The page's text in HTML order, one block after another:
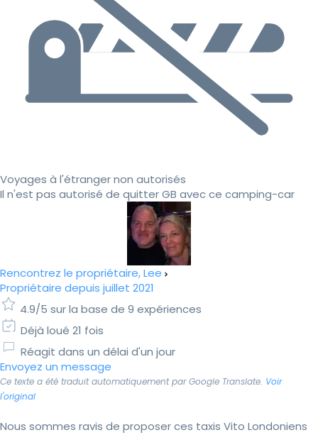
Voyages à l'étranger non autorisés
Il n'est pas autorisé de quitter GB avec ce camping-car
Rencontrez le propriétaire, Lee
Propriétaire depuis juillet 2021
4.9/5 sur la base de 9 expériences
Déjà loué 21 fois
Réagit dans un délai d'un jour
Envoyez un message
Ce texte a été traduit automatiquement par Google Translate. Voir
l'original
Nous sommes ravis de proposer ces taxis Vito Londoniens